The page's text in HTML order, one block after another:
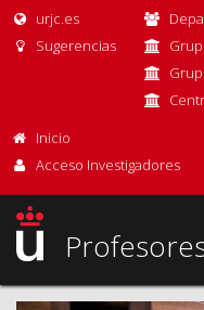
urjc.es
Sugerencias
Inicio
Acceso Investigadores